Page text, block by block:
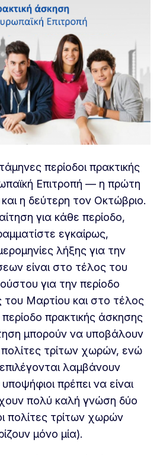
περίοδοι πρακτικής
Επιτροπή — η πρώτη
η δεύτερη τον Οκτώβριο.
για κάθε περίοδο,
εγκαίρως,
λήξης για την
είναι στο τέλος του
για την περίοδο
του Μαρτίου και στο τέλος
περίοδο πρακτικής άσκησης
μπορούν να υποβάλουν
πολίτες τρίτων χωρών, ενώ
λαμβάνουν
πρέπει να είναι
πολύ καλή γνώση δύο
πολίτες τρίτων χωρών
μόνο μία).